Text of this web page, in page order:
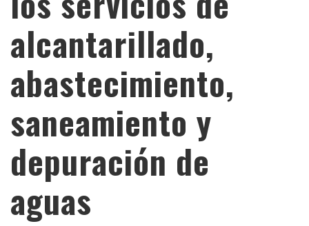
alcantarillado,
abastecimiento,
saneamiento y
depuración de
aguas